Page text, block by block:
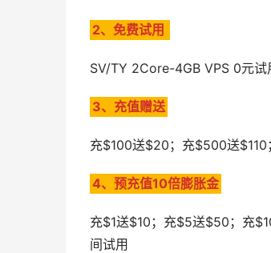
2、免费试用
SV/TY 2Core-4GB VPS 0元试
3、充值赠送
充$100送$20；充$500送
4、预充值10倍膨胀金
充$1送$10；充$5送$50；充
间试用